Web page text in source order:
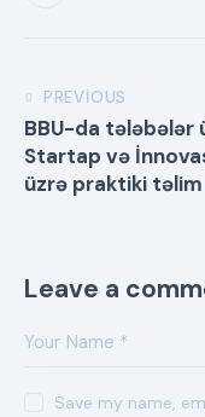
PREVIOUS
BBU-da tələbələr
Startap və
üzrə praktiki təlim
Leave a
Save my name,